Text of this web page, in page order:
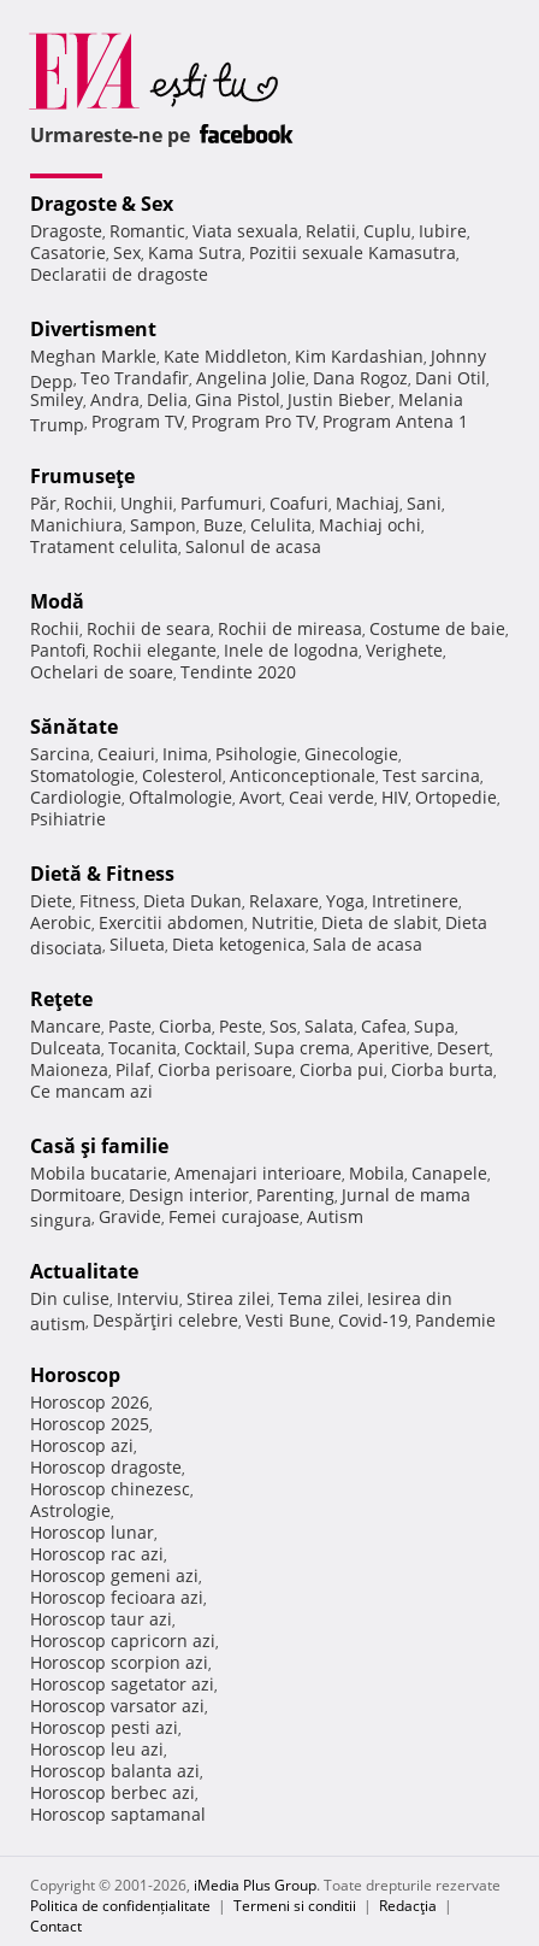
Urmareste-ne pe
Dragoste & Sex
Dragoste, Romantic, Viata sexuala, Relatii, Cuplu, Iubire,
Casatorie, Sex, Kama Sutra, Pozitii sexuale Kamasutra,
Declaratii de dragoste
Divertisment
Meghan Markle, Kate Middleton, Kim Kardashian, Johnny
Depp, Teo Trandafir, Angelina Jolie, Dana Rogoz, Dani Otil,
Smiley, Andra, Delia, Gina Pistol, Justin Bieber, Melania
Trump, Program TV, Program Pro TV, Program Antena 1
Frumuseţe
Păr, Rochii, Unghii, Parfumuri, Coafuri, Machiaj, Sani,
Manichiura, Sampon, Buze, Celulita, Machiaj ochi,
Tratament celulita, Salonul de acasa
Modă
Rochii, Rochii de seara, Rochii de mireasa, Costume de baie,
Pantofi, Rochii elegante, Inele de logodna, Verighete,
Ochelari de soare, Tendinte 2020
Sănătate
Sarcina, Ceaiuri, Inima, Psihologie, Ginecologie,
Stomatologie, Colesterol, Anticonceptionale, Test sarcina,
Cardiologie, Oftalmologie, Avort, Ceai verde, HIV, Ortopedie,
Psihiatrie
Dietă & Fitness
Diete, Fitness, Dieta Dukan, Relaxare, Yoga, Intretinere,
Aerobic, Exercitii abdomen, Nutritie, Dieta de slabit, Dieta
disociata, Silueta, Dieta ketogenica, Sala de acasa
Reţete
Mancare, Paste, Ciorba, Peste, Sos, Salata, Cafea, Supa,
Dulceata, Tocanita, Cocktail, Supa crema, Aperitive, Desert,
Maioneza, Pilaf, Ciorba perisoare, Ciorba pui, Ciorba burta,
Ce mancam azi
Casă şi familie
Mobila bucatarie, Amenajari interioare, Mobila, Canapele,
Dormitoare, Design interior, Parenting, Jurnal de mama
singura, Gravide, Femei curajoase, Autism
Actualitate
Din culise, Interviu, Stirea zilei, Tema zilei, Iesirea din
autism, Despărţiri celebre, Vesti Bune, Covid-19, Pandemie
Horoscop
Horoscop 2026,
Horoscop 2025,
Horoscop azi,
Horoscop dragoste,
Horoscop chinezesc,
Astrologie,
Horoscop lunar,
Horoscop rac azi,
Horoscop gemeni azi,
Horoscop fecioara azi,
Horoscop taur azi,
Horoscop capricorn azi,
Horoscop scorpion azi,
Horoscop sagetator azi,
Horoscop varsator azi,
Horoscop pesti azi,
Horoscop leu azi,
Horoscop balanta azi,
Horoscop berbec azi,
Horoscop saptamanal
Copyright © 2001-2026, iMedia Plus Group. Toate drepturile rezervate
Politica de confidențialitate | Termeni si conditii | Redacţia |
Contact